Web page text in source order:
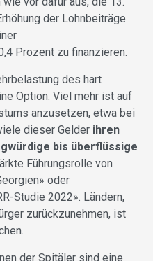
der Lohnbeiträge
Prozent zu finanzieren.
des hart
Option. Viel mehr ist auf
anzusetzen, etwa bei
dieser Gelder ihren
bis überflüssige
Führungsrolle von
oder
Studie 2022». Ländern,
zurückzunehmen, ist
der Spitäler sind eine